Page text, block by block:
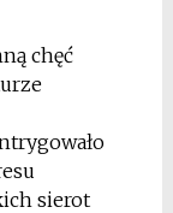
chęć
sierot